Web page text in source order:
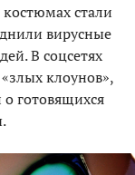
стали
вирусные
В соцсетях
клоунов»,
готовящихся